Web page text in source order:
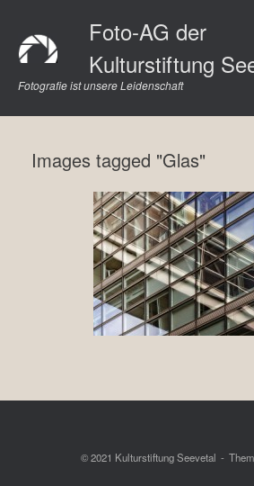
springen
Foto-AG der
Kulturstiftung
Fotografie ist unsere Leidenschaft
Images tagged "Glas"
© 2021 Kulturstiftung Seevetal